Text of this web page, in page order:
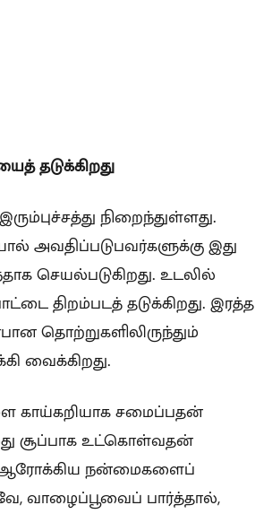
தடுக்கிறது
நிறைந்துள்ளது.
அவதிப்படுபவர்களுக்கு இது
செயல்படுகிறது. உடலில்
திறம்படத் தடுக்கிறது. இரத்த
தொற்றுகளிலிருந்தும்
வைக்கிறது.
காய்கறியாக சமைப்பதன்
சூப்பாக உட்கொள்வதன்
நன்மைகளைப்
வாழைப்பூவைப் பார்த்தால்,